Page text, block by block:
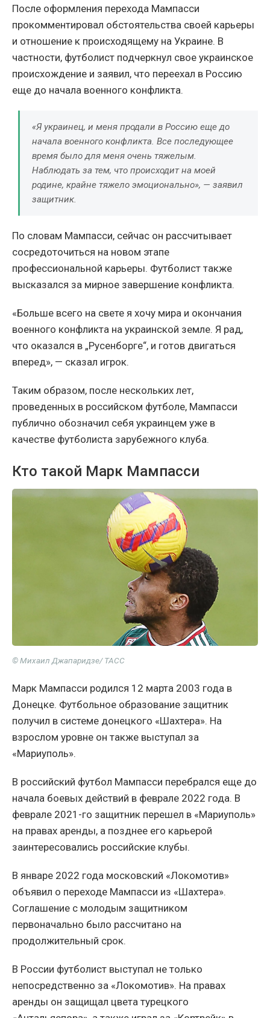
После оформления перехода Мампасси
прокомментировал обстоятельства своей карьеры
и отношение к происходящему на Украине. В
частности, футболист подчеркнул свое украинское
происхождение и заявил, что переехал в Россию
еще до начала военного конфликта.
«Я украинец, и меня продали в Россию еще до
начала военного конфликта. Все последующее
время было для меня очень тяжелым.
Наблюдать за тем, что происходит на моей
родине, крайне тяжело эмоционально», — заявил
защитник.
По словам Мампасси, сейчас он рассчитывает
сосредоточиться на новом этапе
профессиональной карьеры. Футболист также
высказался за мирное завершение конфликта.
«Больше всего на свете я хочу мира и окончания
военного конфликта на украинской земле. Я рад,
что оказался в „Русенборге“, и готов двигаться
вперед», — сказал игрок.
Таким образом, после нескольких лет,
проведенных в российском футболе, Мампасси
публично обозначил себя украинцем уже в
качестве футболиста зарубежного клуба.
Кто такой Марк Мампасси
© Михаил Джапаридзе/ ТАСС
Марк Мампасси родился 12 марта 2003 года в
Донецке. Футбольное образование защитник
получил в системе донецкого «Шахтера». На
взрослом уровне он также выступал за
«Мариуполь».
В российский футбол Мампасси перебрался еще до
начала боевых действий в феврале 2022 года. В
феврале 2021-го защитник перешел в «Мариуполь»
на правах аренды, а позднее его карьерой
заинтересовались российские клубы.
В январе 2022 года московский «Локомотив»
объявил о переходе Мампасси из «Шахтера».
Соглашение с молодым защитником
первоначально было рассчитано на
продолжительный срок.
В России футболист выступал не только
непосредственно за «Локомотив». На правах
аренды он защищал цвета турецкого